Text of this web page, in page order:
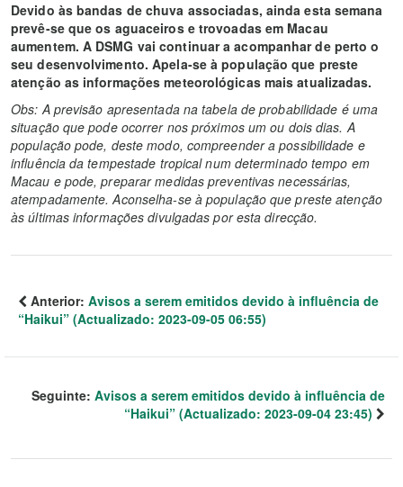
Devido às bandas de chuva associadas, ainda esta semana
prevê-se que os aguaceiros e trovoadas em Macau
aumentem. A DSMG vai continuar a acompanhar de perto o
seu desenvolvimento. Apela-se à população que preste
atenção as informações meteorológicas mais atualizadas.
Obs: A previsão apresentada na tabela de probabilidade é uma
situação que pode ocorrer nos próximos um ou dois dias. A
população pode, deste modo, compreender a possibilidade e
influência da tempestade tropical num determinado tempo em
Macau e pode, preparar medidas preventivas necessárias,
atempadamente. Aconselha-se à população que preste atenção
às últimas informações divulgadas por esta direcção.
Anterior: Avisos a serem emitidos devido à influência de
“Haikui” (Actualizado: 2023-09-05 06:55)
Seguinte: Avisos a serem emitidos devido à influência de
“Haikui” (Actualizado: 2023-09-04 23:45)